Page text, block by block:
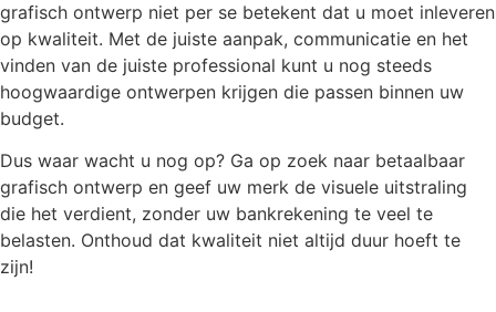
grafisch ontwerp niet per se betekent dat u moet inleveren
op kwaliteit. Met de juiste aanpak, communicatie en het
vinden van de juiste professional kunt u nog steeds
hoogwaardige ontwerpen krijgen die passen binnen uw
budget.
Dus waar wacht u nog op? Ga op zoek naar betaalbaar
grafisch ontwerp en geef uw merk de visuele uitstraling
die het verdient, zonder uw bankrekening te veel te
belasten. Onthoud dat kwaliteit niet altijd duur hoeft te
zijn!